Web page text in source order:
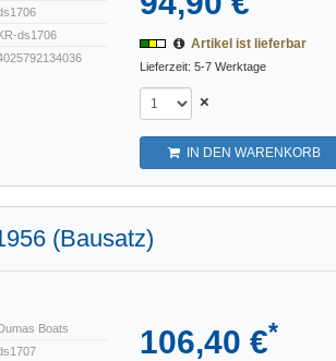
ds1706
Artikel ist lieferbar
Lieferzeit: 5-7 Werktage
×
IN DEN WARENKORB
(Bausatz)
Boats
106,40 €*